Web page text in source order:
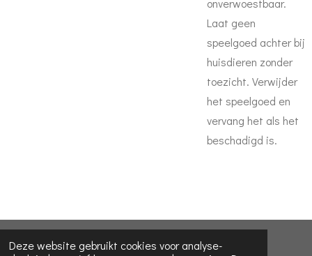
Deze website gebruikt cookies voor analyse-
onverwoestbaar.
Laat geen
speelgoed achter bij
huisdieren zonder
toezicht. Verwijder
het speelgoed en
vervang het als het
beschadigd is.
© 2023 - 2026 Koira dog collars